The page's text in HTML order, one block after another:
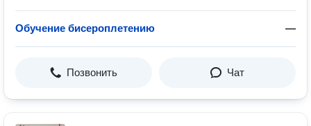
Обучение бисероплетению —
Позвонить Чат